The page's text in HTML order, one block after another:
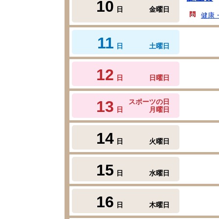
10 日 金曜日
健康
11 日 土曜日
12 日 日曜日
13 日
スポーツの日
月曜日
14 日 火曜日
15 日 水曜日
16 日 木曜日